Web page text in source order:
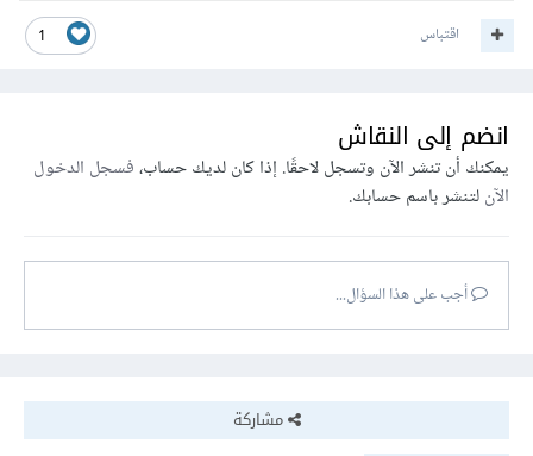
1 اقتباس
انضم إلى النقاش
يمكنك أن تنشر الآن وتسجل لاحقًا. إذا كان لديك حساب،فسجل الدخول
الآنلتنشر باسم حسابك.
أجب على هذا السؤال...
مشاركة